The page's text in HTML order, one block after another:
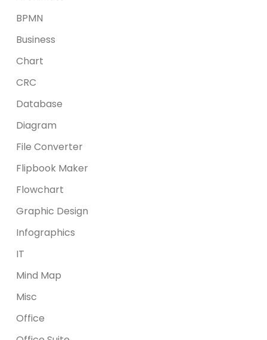
BPMN
Business
Chart
CRC
Database
Diagram
File Converter
Flipbook Maker
Flowchart
Graphic Design
Infographics
IT
Mind Map
Misc
Office